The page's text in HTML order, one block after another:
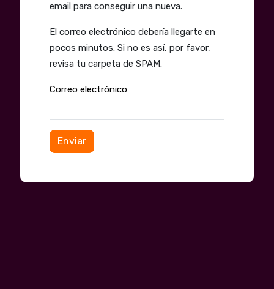
email para conseguir una nueva.
El correo electrónico debería llegarte en
pocos minutos. Si no es así, por favor,
revisa tu carpeta de SPAM.
Correo electrónico
Enviar